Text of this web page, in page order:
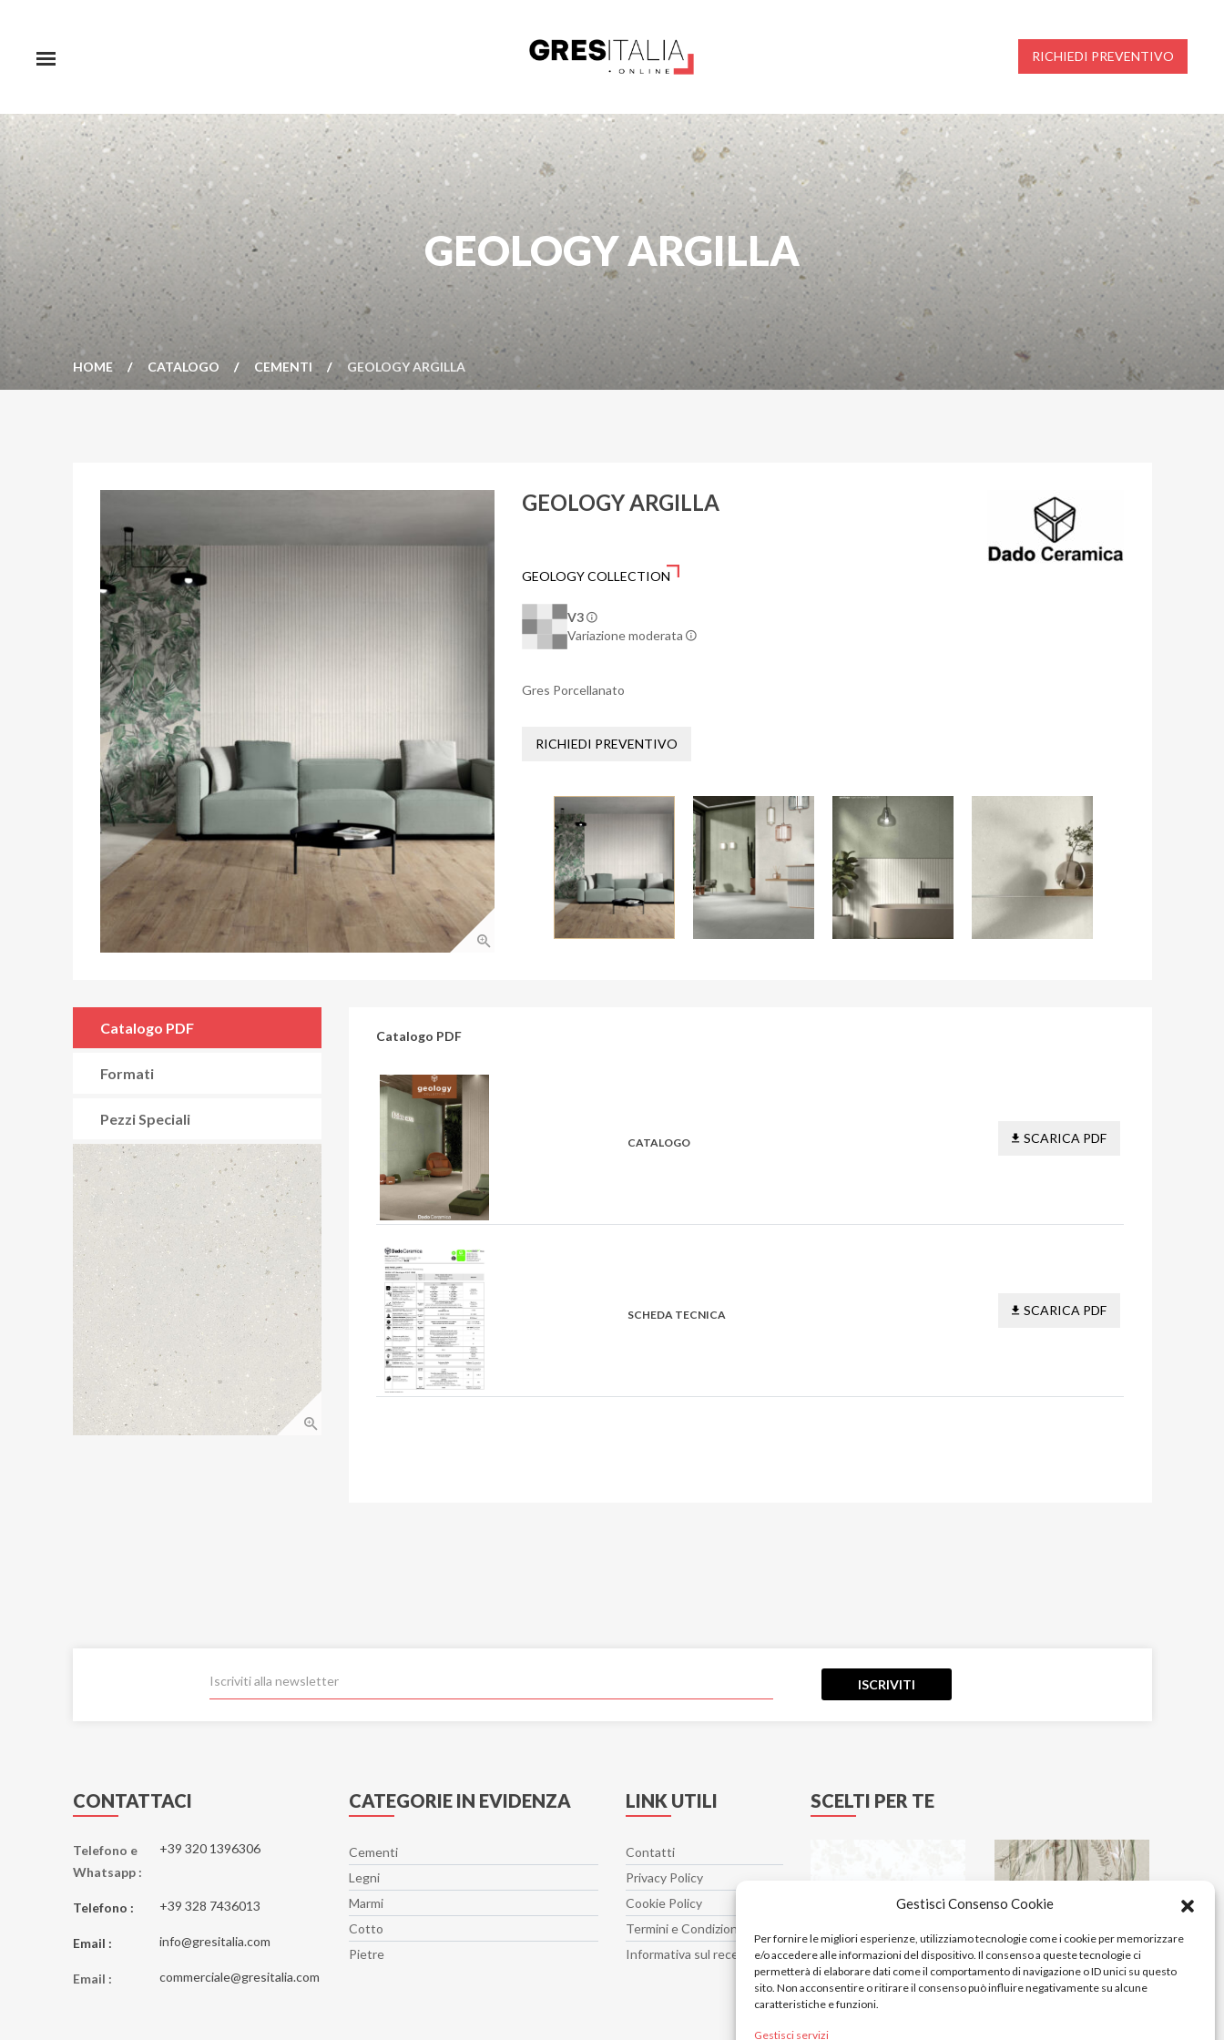
Gestisci Consenso Cookie
Per fornire le migliori esperienze, utilizziamo tecnologie come i cookie per memorizzare
e/o accedere alle informazioni del dispositivo. Il consenso a queste tecnologie ci
permetterà di elaborare dati come il comportamento di navigazione o ID unici su questo
sito. Non acconsentire o ritirare il consenso può influire negativamente su alcune
caratteristiche e funzioni.
Gestisci servizi
RICHIEDI PREVENTIVO
GEOLOGY ARGILLA
HOME CATALOGO CEMENTI GEOLOGY ARGILLA
GEOLOGY ARGILLA
GEOLOGY COLLECTION
V3
Variazione moderata
Gres Porcellanato
RICHIEDI PREVENTIVO
Catalogo PDF
Formati
Pezzi Speciali
Catalogo PDF
CATALOGO SCARICA PDF
SCHEDA TECNICA SCARICA PDF
ISCRIVITI
CONTATTACI
Telefono e
Whatsapp :
+39 320 1396306
Telefono : +39 328 7436013
Email : info@gresitalia.com
Email : commerciale@gresitalia.com
CATEGORIE IN EVIDENZA
Cementi
Legni
Marmi
Cotto
Pietre
LINK UTILI
Contatti
Privacy Policy
Cookie Policy
Termini e Condizioni
Informativa sul recesso
SCELTI PER TE